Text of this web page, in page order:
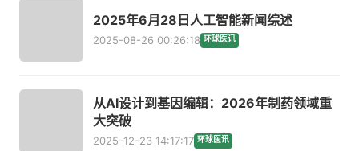
2025年6月28日人工智能新闻综述
2025-08-26 00:26:18 环球医讯
从AI设计到基因编辑：2026年制药领域重
大突破
2025-12-23 14:17:17 环球医讯